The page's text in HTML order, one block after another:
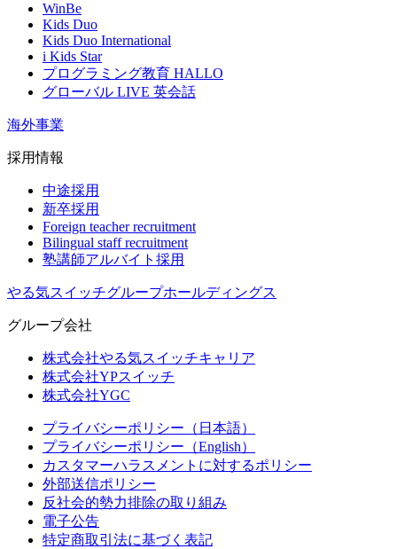
WinBe
Kids Duo
Kids Duo International
i Kids Star
プログラミング教育 HALLO
グローバル LIVE 英会話
海外事業
採用情報
中途採用
新卒採用
Foreign teacher recruitment
Bilingual staff recruitment
塾講師アルバイト採用
やる気スイッチグループホールディングス
グループ会社
株式会社やる気スイッチキャリア
株式会社YPスイッチ
株式会社YGC
プライバシーポリシー（日本語）
プライバシーポリシー（English）
カスタマーハラスメントに対するポリシー
外部送信ポリシー
反社会的勢力排除の取り組み
電子公告
特定商取引法に基づく表記